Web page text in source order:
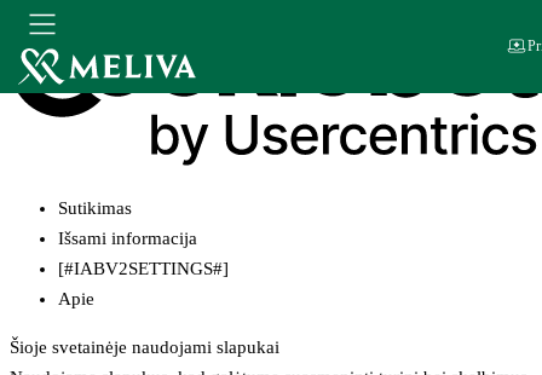
Sutikimas
Išsami informacija
[#IABV2SETTINGS#]
Apie
Šioje svetainėje naudojami slapukai